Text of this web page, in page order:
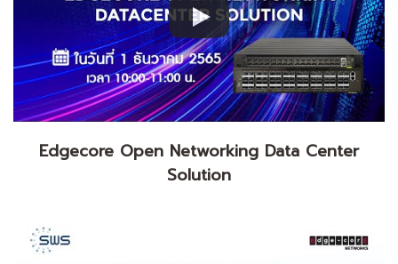
Edgecore Open Networking Data Center
Solution